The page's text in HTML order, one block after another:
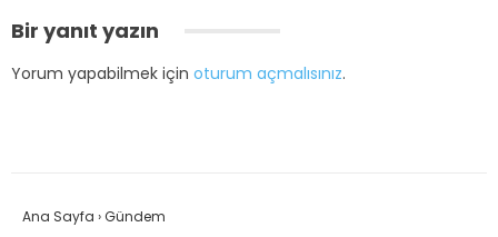
Bir yanıt yazın
Yorum yapabilmek için oturum açmalısınız.
Ana Sayfa ›Gündem